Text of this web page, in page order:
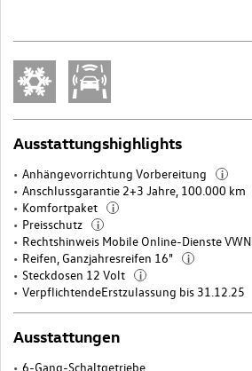
Ausstattungshighlights
Anhängevorrichtung Vorbereitung i
Anschlussgarantie 2+3 Jahre, 100.000 km
Komfortpaket i
Preisschutz i
Rechtshinweis Mobile Online-Dienste VWN
Reifen, Ganzjahresreifen 16"
i
Steckdosen 12 Volt i
VerpflichtendeErstzulassung bis 31.12.25
Ausstattungen
6-Gang-Schaltgetriebe